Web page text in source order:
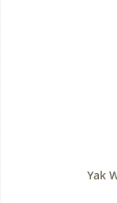
Yak